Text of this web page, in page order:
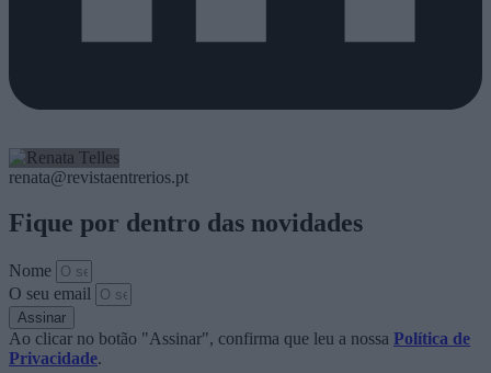
renata@revistaentrerios.pt
Fique por dentro das novidades
Nome
O seu email
Assinar
Ao clicar no botão "Assinar", confirma que leu a nossa Política de
Privacidade.